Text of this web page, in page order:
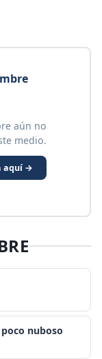
aún no
medio.
aquí →
nuboso